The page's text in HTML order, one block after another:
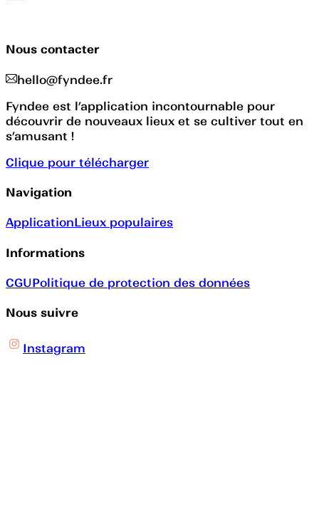
Nous contacter
hello@fyndee.fr
Fyndee est l’application incontournable pour
découvrir de nouveaux lieux et se cultiver tout en
s’amusant !
Clique pour télécharger
Navigation
ApplicationLieux populaires
Informations
CGUPolitique de protection des données
Nous suivre
Instagram